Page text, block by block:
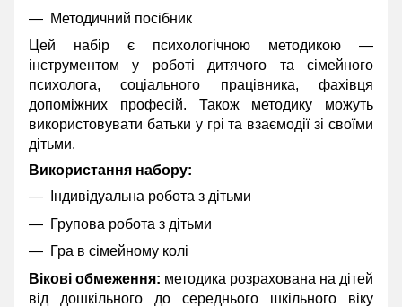
Методичний посібник
Цей набір є психологічною методикою —
інструментом у роботі дитячого та сімейного
психолога, соціального працівника, фахівця
допоміжних професій. Також методику можуть
використовувати батьки у грі та взаємодії зі своїми
дітьми.
Використання набору:
Індивідуальна робота з дітьми
Групова робота з дітьми
Гра в сімейному колі
Вікові обмеження: методика розрахована на дітей
від дошкільного до середнього шкільного віку